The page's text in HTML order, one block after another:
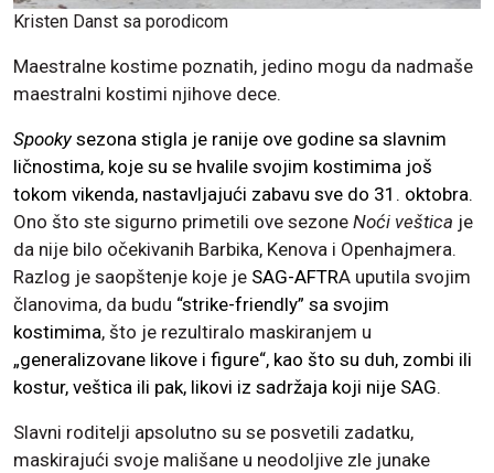
Kristen Danst sa porodicom
Maestralne kostime poznatih, jedino mogu da nadmaše
maestralni kostimi njihove dece.
Spookysezona stigla je ranije ove godine sa slavnim
ličnostima, koje su se hvalile svojim kostimima još
tokom vikenda, nastavljajući zabavu sve do 31. oktobra.
Ono što ste sigurno primetili ove sezone Noći veštica je
da nije bilo očekivanih Barbika, Kenova i Openhajmera.
Razlog je saopštenje koje je SAG-AFTRA uputila svojim
članovima, da budu “strike-friendly” sa svojim
kostimima, što je rezultiralo maskiranjem u
„generalizovane likove i figure“, kao što su duh, zombi ili
kostur, veštica ili pak, likovi iz sadržaja koji nije SAG.
Slavni roditelji apsolutno su se posvetili zadatku,
maskirajući svoje mališane u neodoljive zle junake